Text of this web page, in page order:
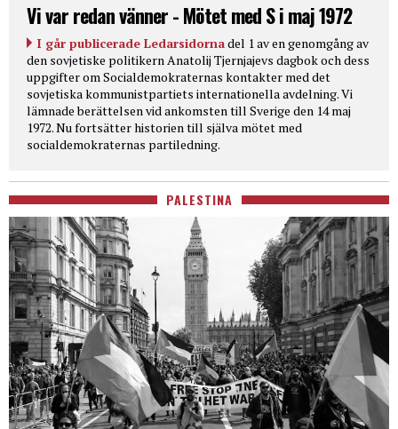
Vi var redan vänner - Mötet med S i maj 1972
I går publicerade Ledarsidornadel 1 av en genomgång av
den sovjetiske politikern Anatolij Tjernjajevs dagbok och dess
uppgifter om Socialdemokraternas kontakter med det
sovjetiska kommunistpartiets internationella avdelning. Vi
lämnade berättelsen vid ankomsten till Sverige den 14 maj
1972. Nu fortsätter historien till själva mötet med
socialdemokraternas partiledning.
PALESTINA